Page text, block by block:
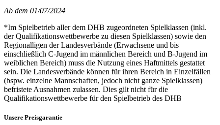
Ab dem 01/07/2024
*Im Spielbetrieb aller dem DHB zugeordneten Spielklassen (inkl.
der Qualifikationswettbewerbe zu diesen Spielklassen) sowie den
Regionalligen der Landesverbände (Erwachsene und bis
einschließlich C-Jugend im männlichen Bereich und B-Jugend im
weiblichen Bereich) muss die Nutzung eines Haftmittels gestattet
sein. Die Landesverbände können für ihren Bereich in Einzelfällen
(bspw. einzelne Mannschaften, jedoch nicht ganze Spielklassen)
befristete Ausnahmen zulassen. Dies gilt nicht für die
Qualifikationswettbewerbe für den Spielbetrieb des DHB
Unsere Preisgarantie